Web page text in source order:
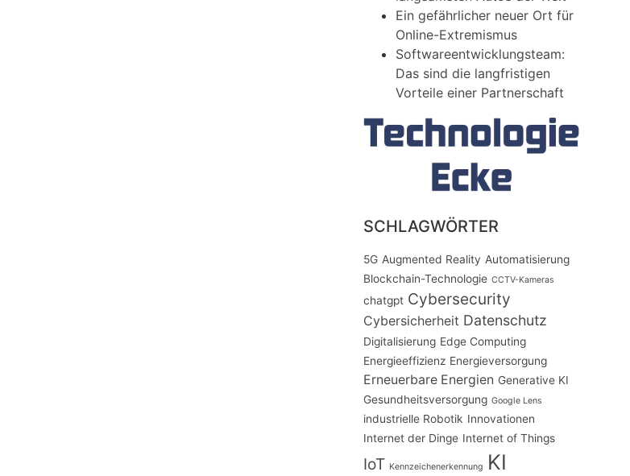
Ein gefährlicher neuer Ort für
Online-Extremismus
Softwareentwicklungsteam:
Das sind die langfristigen
Vorteile einer Partnerschaft
SCHLAGWÖRTER
5G Augmented Reality Automatisierung
Blockchain-Technologie CCTV-Kameras
chatgpt Cybersecurity
Cybersicherheit Datenschutz
Digitalisierung Edge Computing
Energieeffizienz Energieversorgung
Erneuerbare Energien Generative KI
Gesundheitsversorgung Google Lens
industrielle Robotik Innovationen
Internet der Dinge Internet of Things
IoT Kennzeichenerkennung KI